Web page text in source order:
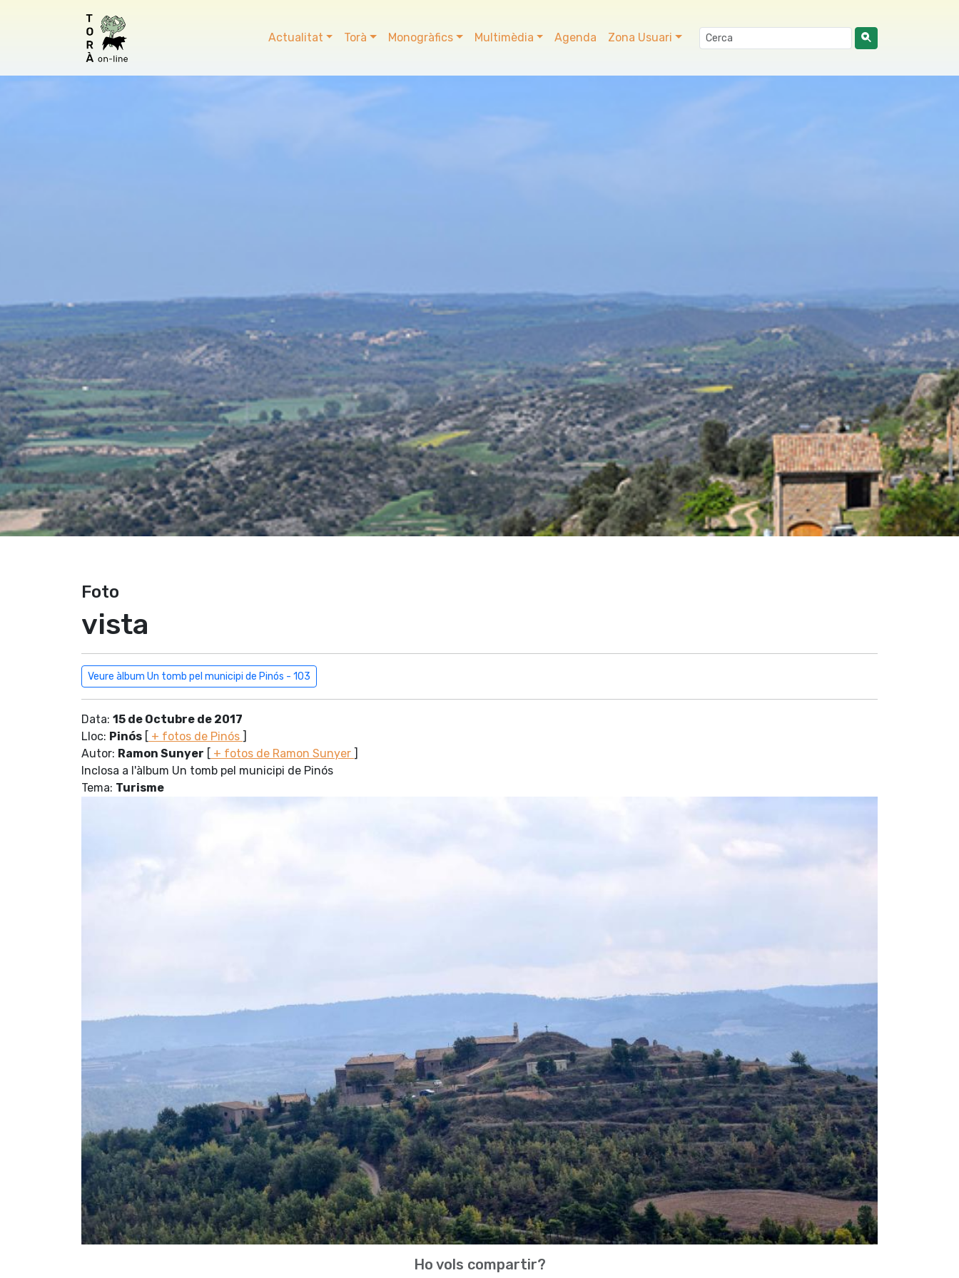
Actualitat Torà Monogràfics Multimèdia Agenda Zona Usuari
Foto
vista
Veure àlbum Un tomb pel municipi de Pinós - 103
Data: 15 de Octubre de 2017
Lloc: Pinós [ + fotos de Pinós ]
Autor: Ramon Sunyer [ + fotos de Ramon Sunyer ]
Inclosa a l'àlbum Un tomb pel municipi de Pinós
Tema: Turisme
Ho vols compartir?